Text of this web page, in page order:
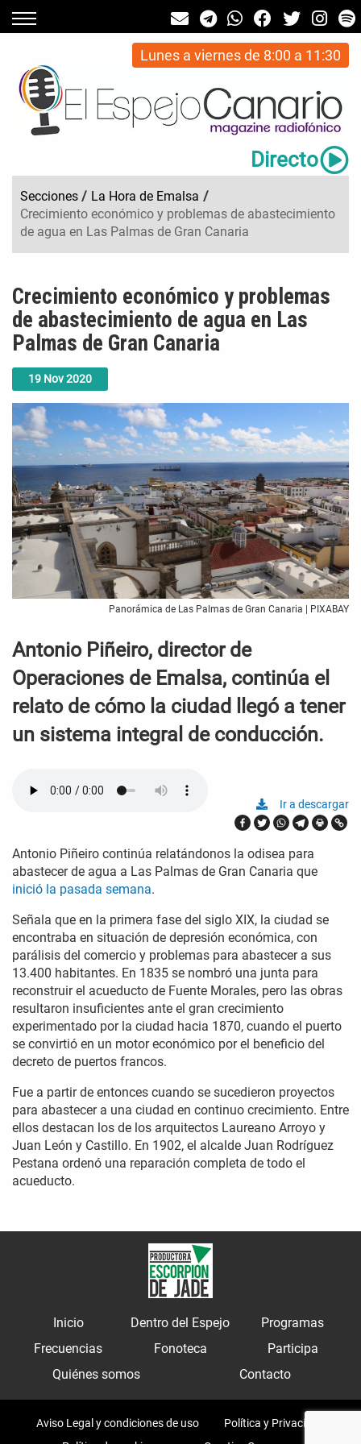
Lunes a viernes de 8:00 a 11:30
Directo
Secciones / La Hora de Emalsa /
Crecimiento económico y problemas de abastecimiento
de agua en Las Palmas de Gran Canaria
19 Nov2020
Crecimiento económico y problemas
de abastecimiento de agua en Las
Palmas de Gran Canaria
Panorámica de Las Palmas de Gran Canaria | PIXABAY
Antonio Piñeiro, director de
Operaciones de Emalsa, continúa el
relato de cómo la ciudad llegó a tener
un sistema integral de conducción.
Ir a descargar
Antonio Piñeiro continúa relatándonos la odisea para
abastecer de agua a Las Palmas de Gran Canaria que
inició la pasada semana.
Señala que en la primera fase del siglo XIX, la ciudad se
encontraba en situación de depresión económica, con
parálisis del comercio y problemas para abastecer a sus
13.400 habitantes. En 1835 se nombró una junta para
reconstruir el acueducto de Fuente Morales, pero las obras
resultaron insuficientes ante el gran crecimiento
experimentado por la ciudad hacia 1870, cuando el puerto
se convirtió en un motor económico por el beneficio del
decreto de puertos francos.
Fue a partir de entonces cuando se sucedieron proyectos
para abastecer a una ciudad en continuo crecimiento. Entre
ellos destacan los de los arquitectos Laureano Arroyo y
Juan León y Castillo. En 1902, el alcalde Juan Rodríguez
Pestana ordenó una reparación completa de todo el
acueducto.
Inicio Dentro del Espejo
Programas
Frecuencias
Fonoteca
Participa
Quiénes somos
Contacto
Aviso Legal y condiciones de uso
Política y Privacidad